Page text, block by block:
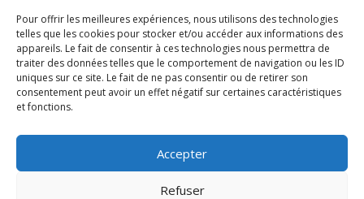
Pour offrir les meilleures expériences, nous utilisons des technologies
telles que les cookies pour stocker et/ou accéder aux informations des
appareils. Le fait de consentir à ces technologies nous permettra de
traiter des données telles que le comportement de navigation ou les ID
uniques sur ce site. Le fait de ne pas consentir ou de retirer son
consentement peut avoir un effet négatif sur certaines caractéristiques
et fonctions.
Accepter
Refuser
Facebook de l’Apel Notre-Dame
Lien admin
Mentions légales
RGPD
Consigne VIGIPIRAT
Nos partenaires